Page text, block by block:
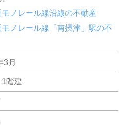
ノレール線沿線の不動産
ノレール線「南摂津」駅の不
3月
階建